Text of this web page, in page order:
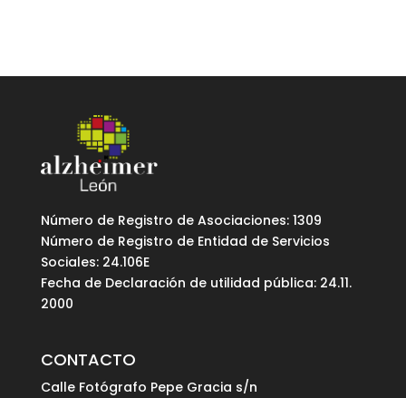
Número de Registro de Asociaciones: 1309
Número de Registro de Entidad de Servicios
Sociales: 24.106E
Fecha de Declaración de utilidad pública: 24.11.
2000
CONTACTO
Calle Fotógrafo Pepe Gracia s/n